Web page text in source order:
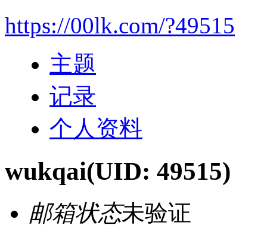
https://00lk.com/?49515
主题
记录
个人资料
wukqai(UID: 49515)
邮箱状态未验证